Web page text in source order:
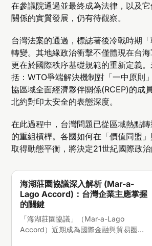
在參議院通過並最終成為法律，以及
關係的實質發展，仍有待觀察。
台灣法案的通過，標誌著後冷戰時期
轉變。其地緣政治衝擊不僅體現在台海
更在於國際秩序基礎規範的重新定義
括：WTO爭端解決機制對「一中原則
協區域全面經濟夥伴關係(RCEP)的成
北約對印太安全的表態深度。
在此過程中，台灣問題已從區域熱點
的重組槓桿。各國如何在「價值同盟
取得動態平衡，將決定21世紀國際政治
海湖莊園協議深入解析 (Mar-a-
Lago Accord)：台灣企業主應掌握
的關鍵
「海湖莊園協議」（Mar-a-Lago
Accord）近期成為國際金融與貿易圈熱